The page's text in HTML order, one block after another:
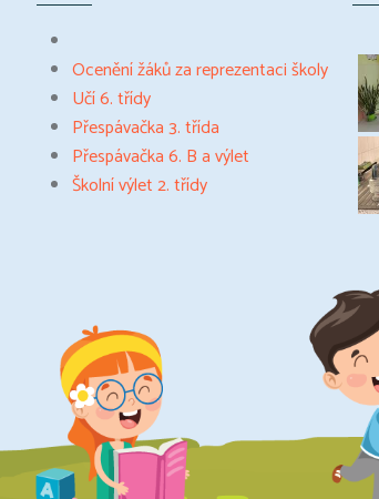
Ocenění žáků za reprezentaci školy
Učí 6. třídy
Přespávačka 3. třída
Přespávačka 6. B a výlet
Školní výlet 2. třídy